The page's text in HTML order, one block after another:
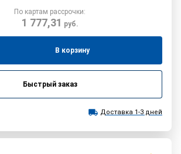
По картам рассрочки:
1 777,31 руб.
В корзину
Быстрый заказ
Доставка 1-3 дней